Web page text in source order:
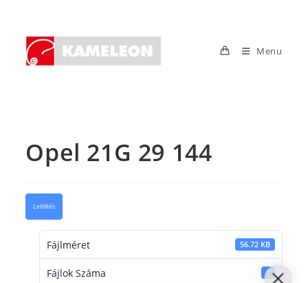
content
Menu
Opel 21G 29 144
Letöltés
Fájlméret 56.72 KB
Fájlok Száma 1